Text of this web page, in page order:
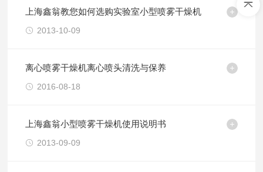
上海鑫翁教您如何选购实验室小型喷雾干燥机
2013-10-09
离心喷雾干燥机离心喷头清洗与保养
2016-08-18
上海鑫翁小型喷雾干燥机使用说明书
2013-09-09